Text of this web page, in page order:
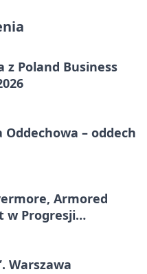
z Poland Business
Oddechowa – oddech
Armored
Progresji
Warszawa